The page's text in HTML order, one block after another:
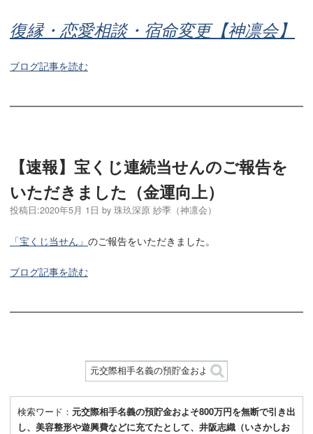
復縁・恋愛相談・宿命変更【神凛会】
ブログ記事を読む
【速報】宝くじ連続当せんのご報告を
いただきました（金運向上）
投稿日:2020年5月 1日 by 珠玖深原 紗季（神凛会）
「宝くじ当せん」 のご報告をいただきました。
ブログ記事を読む
検索ワード： 元交際相手名義の預貯金およそ800万円を無断で引き出
し、美容整形や遊興費などに充てたとして、井阪志織（いさかしお